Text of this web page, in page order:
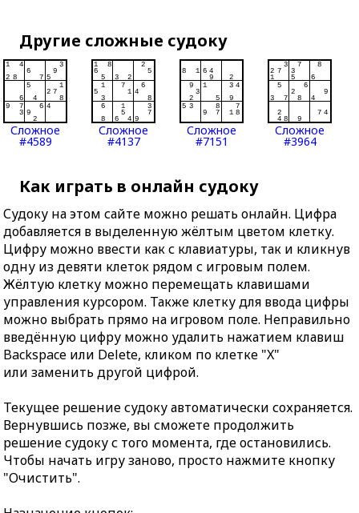
Другие сложные судоку
Сложное
#4589
Сложное
#4137
Сложное
#7151
Сложное
#3964
Как играть в онлайн судоку
Судоку на этом сайте можно решать онлайн. Цифра
добавляется в выделенную жёлтым цветом клетку.
Цифру можно ввести как с клавиатуры, так и кликнув
одну из девяти клеток рядом с игровым полем.
Жёлтую клетку можно перемещать клавишами
управления курсором. Также клетку для ввода цифры
можно выбрать прямо на игровом поле. Неправильно
введённую цифру можно удалить нажатием клавиш
Backspace или Delete, кликом по клетке "X"
или заменить другой цифрой.
Текущее решение судоку автоматически сохраняется.
Вернувшись позже, вы сможете продолжить
решение судоку с того момента, где остановились.
Чтобы начать игру заново, просто нажмите кнопку
"Очистить".